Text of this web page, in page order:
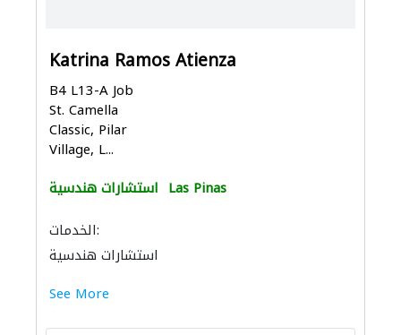
Katrina Ramos Atienza
B4 L13-A Job
St. Camella
Classic, Pilar
Village, L...
استشارات هندسية Las Pinas
الخدمات:
استشارات هندسية
See More